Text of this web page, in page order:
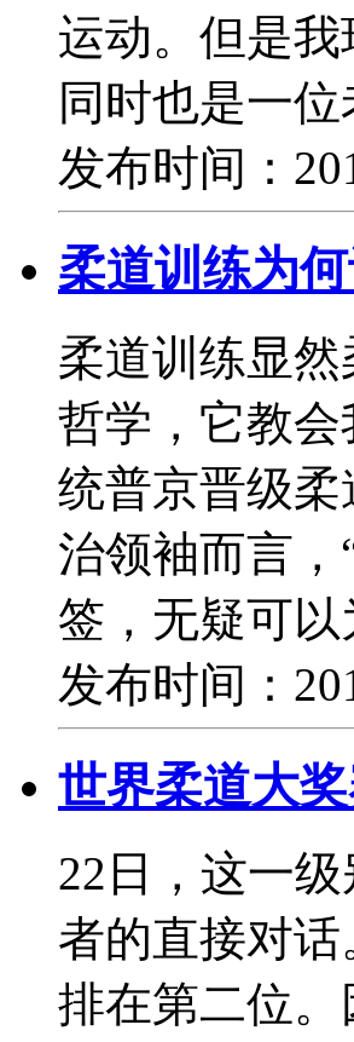
运动。但是
同时也是一
发布时间：
柔道训练为
柔道训练显
哲学，它教
统普京晋级
治领袖而言，
签，无疑可
发布时间：
世界柔道大
22日，这一
者的直接对
排在第二位